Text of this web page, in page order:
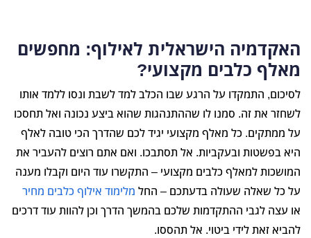
האקדמיה הישראלית לאילוף: מחפשים
מאלף כלבים מקצועי?
לסיכום, התמקדו על הרגע שבו הכלב למד לשבת ונסו ללמד אותו
לשחזר את זה. סמנו לו שההתנהגות שהוא ביצע נכונה ואל תחסכו
על ממתקים. כל מאלף מקצועי יגיד לכם שהדרך הכי טובה לאלף
היא בפשטות ובעקביות. אל תסתבכו. ואם אתם רוצים להעביר את
המושכות למאלף כלבים מקצועי – התקשרו עוד היום וקבלו מענה
על כל שאלה שעולה בדעתכם – החל מלימוד אילוף כלבים מחיר
או עצה לגבי ההתקדמות שלכם בהמשך הדרך וכן להוות עוד דרכים
להביא זאת לידי ביטוי. אל תהססו.